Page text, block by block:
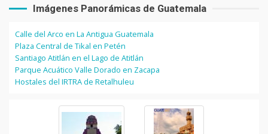
Imágenes Panorámicas de Guatemala
Calle del Arco en La Antigua Guatemala
Plaza Central de Tikal en Petén
Santiago Atitlán en el Lago de Atitlán
Parque Acuático Valle Dorado en Zacapa
Hostales del IRTRA de Retalhuleu